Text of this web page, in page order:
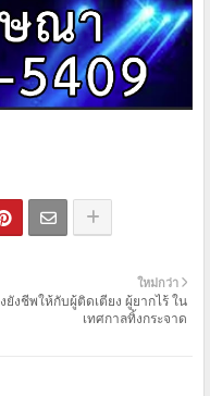
ใหม่กว่า
ยังชีพให้กับผู้ติดเตียง ผู้ยากไร้ ใน
เทศกาลทิ้งกระจาด